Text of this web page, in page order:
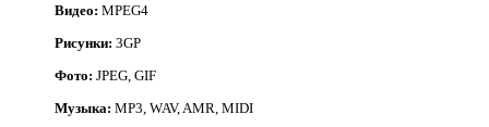
Видео: MPEG4
Рисунки: 3GP
Фото: JPEG, GIF
Музыка: MP3, WAV, AMR, MIDI